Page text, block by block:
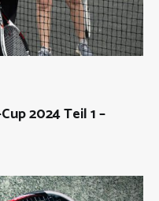
2024 Teil 1 –